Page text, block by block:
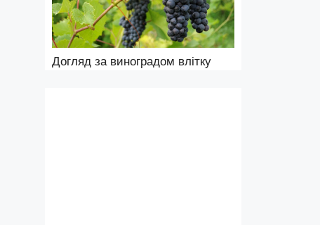
Догляд за виноградом влітку